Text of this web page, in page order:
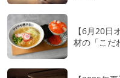
【6月20日
材の「こだ